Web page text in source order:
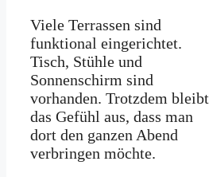
Viele Terrassen sind
funktional eingerichtet.
Tisch, Stühle und
Sonnenschirm sind
vorhanden. Trotzdem bleibt
das Gefühl aus, dass man
dort den ganzen Abend
verbringen möchte.